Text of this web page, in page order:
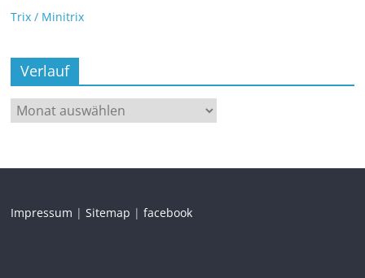
Trix / Minitrix
Verlauf
Impressum |Sitemap |facebook